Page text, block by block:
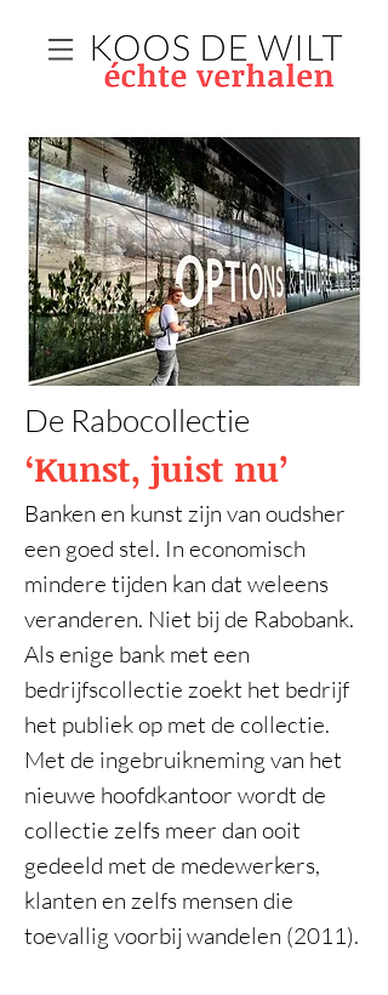
De Rabocollectie
‘Kunst, juist nu’
Banken en kunst zijn van oudsher
een goed stel. In economisch
mindere tijden kan dat weleens
veranderen. Niet bij de Rabobank.
Als enige bank met een
bedrijfscollectie zoekt het bedrijf
het publiek op met de collectie.
Met de ingebruikneming van het
nieuwe hoofdkantoor wordt de
collectie zelfs meer dan ooit
gedeeld met de medewerkers,
klanten en zelfs mensen die
toevallig voorbij wandelen (2011).